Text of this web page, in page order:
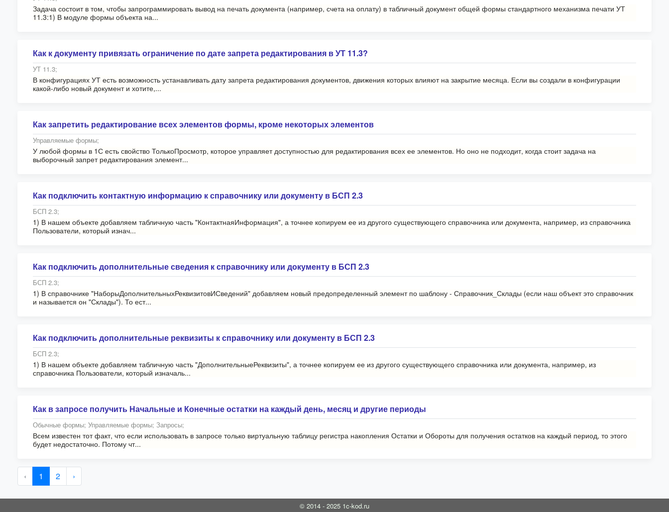
Задача состоит в том, чтобы запрограммировать вывод на печать документа (например, счета на оплату) в табличный документ общей формы стандартного механизма печати УТ
11.3:1) В модуле формы объекта на...
Как к документу привязать ограничение по дате запрета редактирования в УТ 11.3?
УТ 11.3;
В конфигурациях УТ есть возможность устанавливать дату запрета редактирования документов, движения которых влияют на закрытие месяца. Если вы создали в конфигурации
какой-либо новый документ и хотите,...
Как запретить редактирование всех элементов формы, кроме некоторых элементов
Управляемые формы;
У любой формы в 1С есть свойство ТолькоПросмотр, которое управляет доступностью для редактирования всех ее элементов. Но оно не подходит, когда стоит задача на
выборочный запрет редактирования элемент...
Как подключить контактную информацию к справочнику или документу в БСП 2.3
БСП 2.3;
1) В нашем объекте добавляем табличную часть "КонтактнаяИнформация", а точнее копируем ее из другого существующего справочника или документа, например, из справочника
Пользователи, который изнач...
Как подключить дополнительные сведения к справочнику или документу в БСП 2.3
БСП 2.3;
1) В справочнике "НаборыДополнительныхРеквизитовИСведений" добавляем новый предопределенный элемент по шаблону - Справочник_Склады (если наш объект это справочник
и называется он "Склады"). То ест...
Как подключить дополнительные реквизиты к справочнику или документу в БСП 2.3
БСП 2.3;
1) В нашем объекте добавляем табличную часть "ДополнительныеРеквизиты", а точнее копируем ее из другого существующего справочника или документа, например, из
справочника Пользователи, который изначаль...
Как в запросе получить Начальные и Конечные остатки на каждый день, месяц и другие периоды
Обычные формы; Управляемые формы; Запросы;
Всем известен тот факт, что если использовать в запросе только виртуальную таблицу регистра накопления Остатки и Обороты для получения остатков на каждый период, то этого
будет недостаточно. Потому чт...
‹ 1 2 ›
© 2014 - 2025 1c-kod.ru